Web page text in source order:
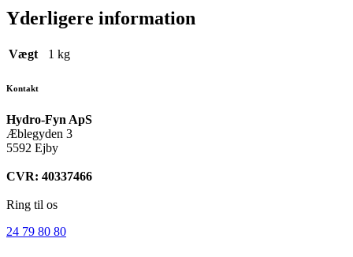
Yderligere information
Vægt 1 kg
Kontakt
Hydro-Fyn ApS
Æblegyden 3
5592 Ejby
CVR: 40337466
Ring til os
24 79 80 80